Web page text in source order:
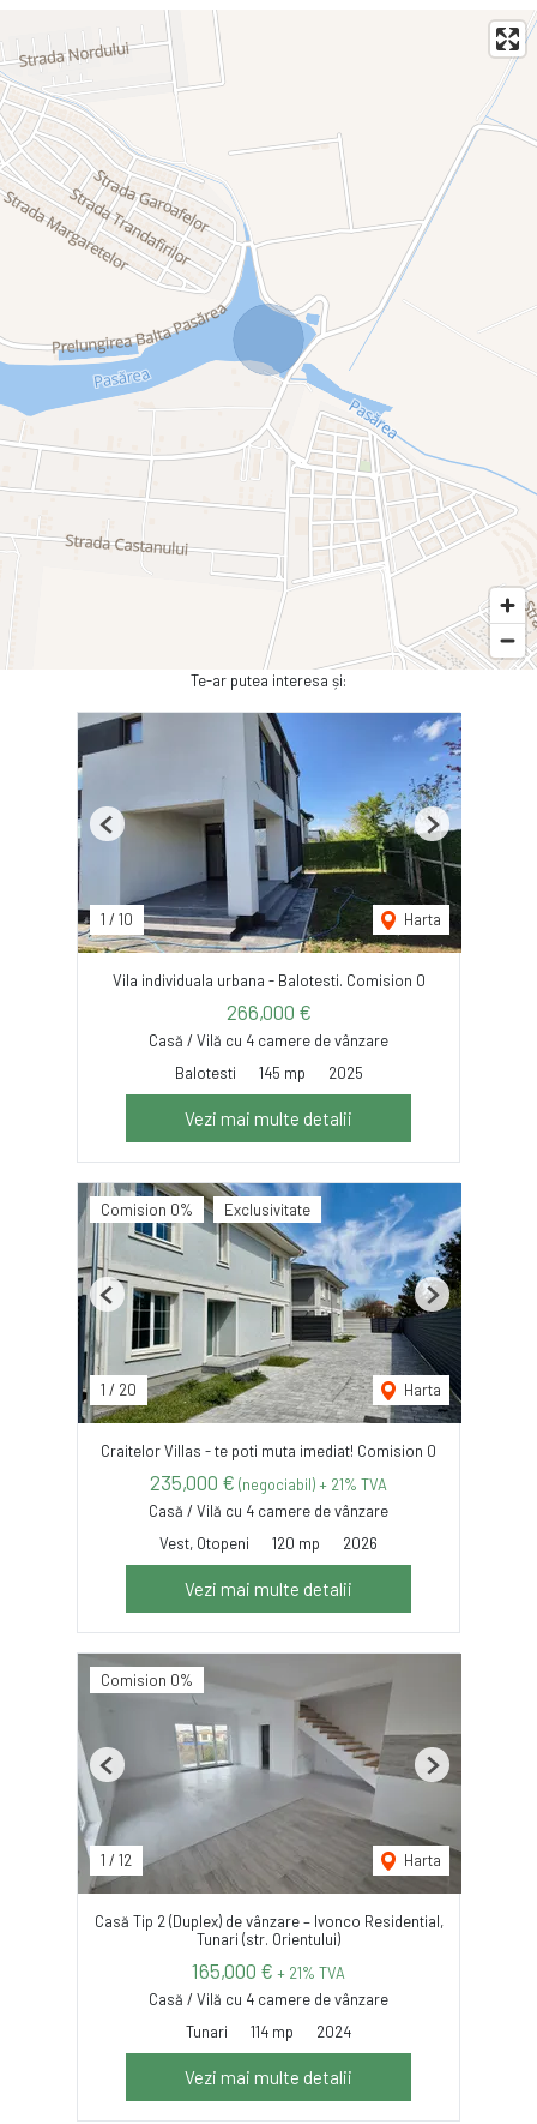
Te-ar putea interesa și:
1 / 10 Harta
Previous Next
Vila individuala urbana - Balotesti. Comision 0
266,000 €
Casă / Vilă cu 4 camere de vânzare
Balotesti
145 mp 2025
Vezi mai multe detalii
Comision 0% Exclusivitate
1 / 20 Harta
Previous Next
Craitelor Villas - te poti muta imediat! Comision 0
235,000 € (negociabil) + 21% TVA
Casă / Vilă cu 4 camere de vânzare
Vest, Otopeni
120 mp 2026
Vezi mai multe detalii
Comision 0%
1 / 12 Harta
Previous Next
Casă Tip 2 (Duplex) de vânzare – Ivonco Residential,
Tunari (str. Orientului)
165,000 € + 21% TVA
Casă / Vilă cu 4 camere de vânzare
Tunari
114 mp 2024
Vezi mai multe detalii